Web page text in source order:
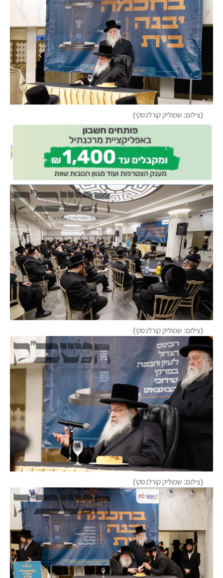
(צילום: שמוליק קורלנסקי)
(צילום: שמוליק קורלנסקי)
(צילום: שמוליק קורלנסקי)